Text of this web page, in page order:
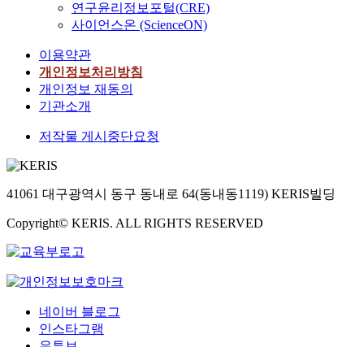
연구윤리정보포털(CRE)
사이언스온 (ScienceON)
이용약관
개인정보처리방침
개인정보 재동의
기관소개
저작물 게시중단요청
41061 대구광역시 동구 동내로 64(동내동1119) KERIS빌딩
Copyright© KERIS. ALL RIGHTS RESERVED
네이버 블로그
인스타그램